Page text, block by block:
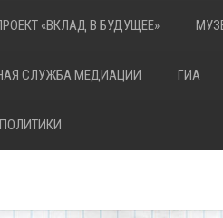
«ВКЛАД В БУДУЩЕЕ»
СЛУЖБА МЕДИАЦИИ ГИА